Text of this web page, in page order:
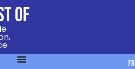
Of
FR